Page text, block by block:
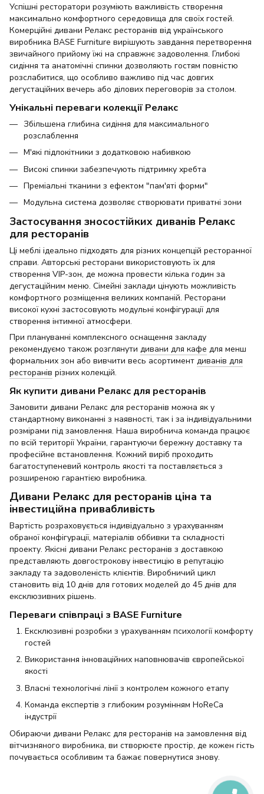
Успішні ресторатори розуміють важливість створення
максимально комфортного середовища для своїх гостей.
Комерційні дивани Релакс ресторанів від українського
виробника BASE Furniture вирішують завдання перетворення
звичайного прийому їжі на справжнє задоволення. Глибокі
сидіння та анатомічні спинки дозволяють гостям повністю
розслабитися, що особливо важливо під час довгих
дегустаційних вечерь або ділових переговорів за столом.
Унікальні переваги колекції Релакс
Збільшена глибина сидіння для максимального
розслаблення
М'які підлокітники з додатковою набивкою
Високі спинки забезпечують підтримку хребта
Преміальні тканини з ефектом "пам'яті форми"
Модульна система дозволяє створювати приватні зони
Застосування зносостійких диванів Релакс
для ресторанів
Ці меблі ідеально підходять для різних концепцій ресторанної
справи. Авторські ресторани використовують їх для
створення VIP-зон, де можна провести кілька годин за
дегустаційним меню. Сімейні заклади цінують можливість
комфортного розміщення великих компаній. Ресторани
високої кухні застосовують модульні конфігурації для
створення інтимної атмосфери.
При плануванні комплексного оснащення закладу
рекомендуємо також розглянути дивани для кафе для менш
формальних зон або вивчити весь асортимент диванів для
ресторанів різних колекцій.
Як купити дивани Релакс для ресторанів
Замовити дивани Релакс для ресторанів можна як у
стандартному виконанні з наявності, так і за індивідуальними
розмірами під замовлення. Наша виробнича команда працює
по всій території України, гарантуючи бережну доставку та
професійне встановлення. Кожний виріб проходить
багатоступеневий контроль якості та поставляється з
розширеною гарантією виробника.
Дивани Релакс для ресторанів ціна та
інвестиційна привабливість
Вартість розраховується індивідуально з урахуванням
обраної конфігурації, матеріалів оббивки та складності
проекту. Якісні дивани Релакс ресторанів з доставкою
представляють довгострокову інвестицію в репутацію
закладу та задоволеність клієнтів. Виробничий цикл
становить від 10 днів для готових моделей до 45 днів для
ексклюзивних рішень.
Переваги співпраці з BASE Furniture
Ексклюзивні розробки з урахуванням психології комфорту
гостей
Використання інноваційних наповнювачів європейської
якості
Власні технологічні лінії з контролем кожного етапу
Команда експертів з глибоким розумінням HoReCa
індустрії
Обираючи дивани Релакс для ресторанів на замовлення від
вітчизняного виробника, ви створюєте простір, де кожен гість
почувається особливим та бажає повернутися знову.